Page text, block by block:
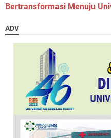
Bertransformasi Menuju
ADV